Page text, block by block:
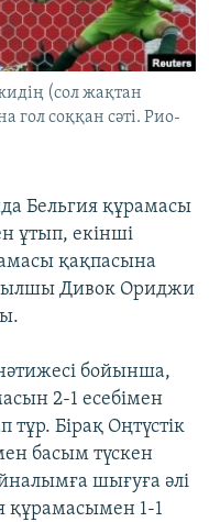
(сол жақтан
гол соққан сәті. Рио-
Бельгия құрамасы
ұтып, екінші
қақпасына
Дивок Ориджи
бойынша,
2-1 есебімен
тұр. Бірақ Оңтүстік
басым түскен
шығуға әлі
құрамасымен 1-1